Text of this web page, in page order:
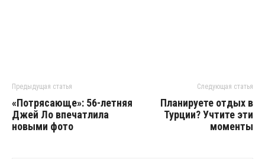
Предыдущая статья
«Потрясающе»: 56-летняя
Джей Ло впечатлила
новыми фото
Следующая статья
Планируете отдых в
Турции? Учтите эти
моменты